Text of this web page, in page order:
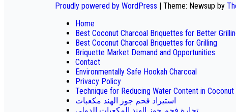
Proudly powered by WordPress | Theme: Newsup by
Home
Best Coconut Charcoal Briquettes for Better
Best Coconut Charcoal Briquettes for Grilling
Briquette Market Demand and Opportunities
Contact
Environmentally Safe Hookah Charcoal
Privacy Policy
Technique for Reducing Water Content in Coconut
استيراد فحم جوز الهند مكعبات